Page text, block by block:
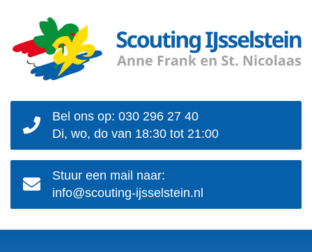
Bel ons op: 030 296 27 40
Di, wo, do van 18:30 tot 21:00
Stuur een mail naar:
info@scouting-ijsselstein.nl